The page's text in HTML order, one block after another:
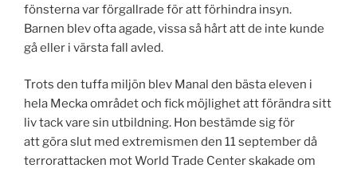
fönsterna var förgallrade för att förhindra insyn.
Barnen blev ofta agade, vissa så hårt att de inte kunde
gå eller i värsta fall avled.
Trots den tuffa miljön blev Manal den bästa eleven i
hela Mecka området och fick möjlighet att förändra sitt
liv tack vare sin utbildning. Hon bestämde sig för
att göra slut med extremismen den 11 september då
terrorattacken mot World Trade Center skakade om